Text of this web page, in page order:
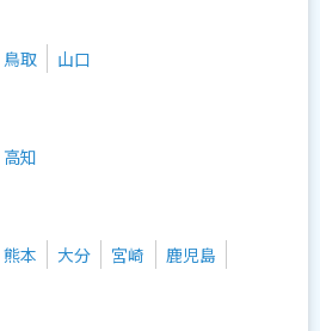
鳥取 山口
高知
熊本 大分 宮崎
鹿児島